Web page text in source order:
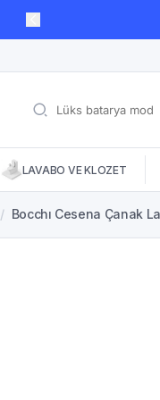
LAVABO VE KLOZET
/ Bocchı Cesena Çanak